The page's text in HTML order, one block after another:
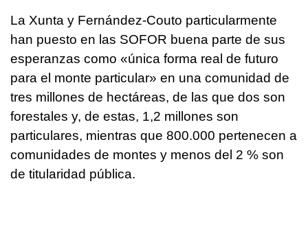
La Xunta y Fernández-Couto particularmente
han puesto en las SOFOR buena parte de sus
esperanzas como «única forma real de futuro
para el monte particular» en una comunidad de
tres millones de hectáreas, de las que dos son
forestales y, de estas, 1,2 millones son
particulares, mientras que 800.000 pertenecen a
comunidades de montes y menos del 2 % son
de titularidad pública.